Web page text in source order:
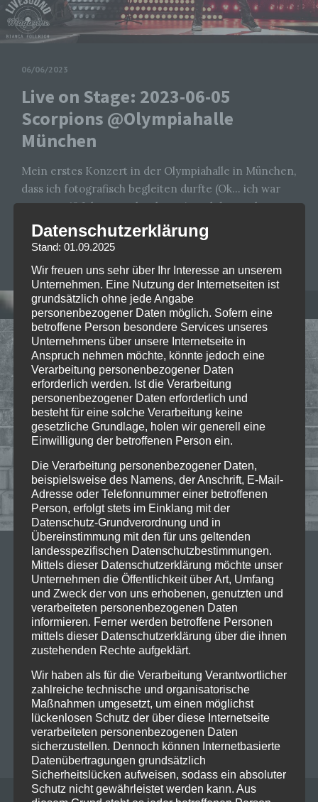
06/06/2023
Live on Stage: 2023-06-05
Scorpions @Olympiahalle
München
Mein erstes Konzert in der Olympiahalle in München,
dass ich fotografisch begleiten durfte (Ok… ich war
vor etwa 18 Jahren auch schon einmal dort… aber…
Read more
05/05/2023
Vorankündigung: 2023-06-05
Scorpions @Olympiahalle
München
Scorpions sind DIE Hard-Rock-Legenden überhaupt
– und das auch noch aus Deutschland! Ihre Hits sind
absoluter Klassiker, denen sich niemand entziehen
kann. Ihre über 50…Read more
BIANCA FOLLRICH 0
Datenschutzerklärung
Stand: 01.09.2025
Wir freuen uns sehr über Ihr Interesse an unserem
Unternehmen. Eine Nutzung der Internetseiten ist
grundsätzlich ohne jede Angabe
personenbezogener Daten möglich. Sofern eine
betroffene Person besondere Services unseres
Unternehmens über unsere Internetseite in
Anspruch nehmen möchte, könnte jedoch eine
Verarbeitung personenbezogener Daten
erforderlich werden. Ist die Verarbeitung
personenbezogener Daten erforderlich und
besteht für eine solche Verarbeitung keine
gesetzliche Grundlage, holen wir generell eine
Einwilligung der betroffenen Person ein.
Die Verarbeitung personenbezogener Daten,
beispielsweise des Namens, der Anschrift, E-Mail-
Adresse oder Telefonnummer einer betroffenen
Person, erfolgt stets im Einklang mit der
Datenschutz-Grundverordnung und in
Übereinstimmung mit den für uns geltenden
landesspezifischen Datenschutzbestimmungen.
Mittels dieser Datenschutzerklärung möchte unser
Unternehmen die Öffentlichkeit über Art, Umfang
und Zweck der von uns erhobenen, genutzten und
verarbeiteten personenbezogenen Daten
informieren. Ferner werden betroffene Personen
mittels dieser Datenschutzerklärung über die ihnen
zustehenden Rechte aufgeklärt.
Wir haben als für die Verarbeitung Verantwortlicher
zahlreiche technische und organisatorische
Maßnahmen umgesetzt, um einen möglichst
lückenlosen Schutz der über diese Internetseite
verarbeiteten personenbezogenen Daten
sicherzustellen. Dennoch können Internetbasierte
Datenübertragungen grundsätzlich
Sicherheitslücken aufweisen, sodass ein absoluter
Schutz nicht gewährleistet werden kann. Aus